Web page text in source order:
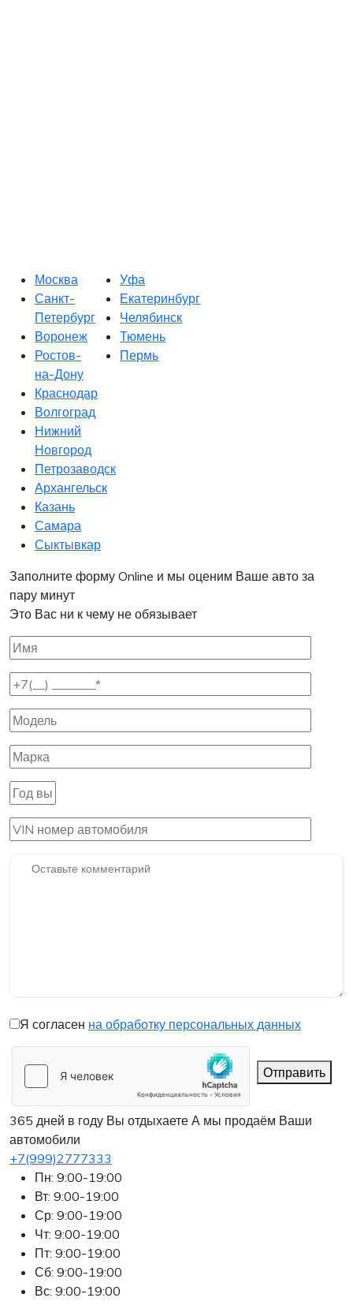
Москва
Санкт-
Петербург
Воронеж
Ростов-
на-Дону
Краснодар
Волгоград
Нижний
Новгород
Петрозаводск
Архангельск
Казань
Самара
Сыктывкар
Уфа
Екатеринбург
Челябинск
Тюмень
Пермь
Заполните форму Online и мы оценим Ваше авто за
пару минут
Это Вас ни к чему не обязывает
Я согласен на обработку персональных данных
Отправить
365 дней в году Вы отдыхаете А мы продаём Ваши
автомобили
+7(999)2777333
Пн: 9:00-19:00
Вт: 9:00-19:00
Ср: 9:00-19:00
Чт: 9:00-19:00
Пт: 9:00-19:00
Сб: 9:00-19:00
Вс: 9:00-19:00